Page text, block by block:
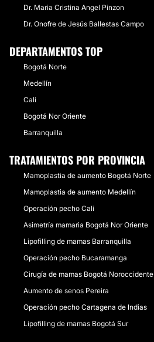
Dr. Maria Cristina Angel Pinzon
Dr. Onofre de Jesús Ballestas Campo
DEPARTAMENTOS TOP
Bogotá Norte
Medellín
Cali
Bogotá Nor Oriente
Barranquilla
TRATAMIENTOS POR PROVINCIA
Mamoplastia de aumento Bogotá Norte
Mamoplastia de aumento Medellín
Operación pecho Cali
Asimetría mamaria Bogotá Nor Oriente
Lipofilling de mamas Barranquilla
Operación pecho Bucaramanga
Cirugía de mamas Bogotá Noroccidente
Aumento de senos Pereira
Operación pecho Cartagena de Indias
Lipofilling de mamas Bogotá Sur